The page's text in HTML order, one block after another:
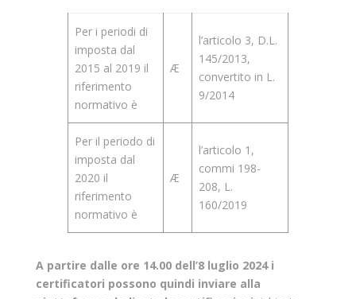
Per i periodi di
imposta dal
2015 al 2019 il
riferimento
normativo è
Æ
l’articolo 3, D.L.
145/2013,
convertito in L.
9/2014
Per il periodo di
imposta dal
2020 il
riferimento
normativo è
Æ
l’articolo 1,
commi 198-
208, L.
160/2019
A partire dalle ore 14.00 dell’8 luglio 2024 i
certificatori possono quindi inviare alla